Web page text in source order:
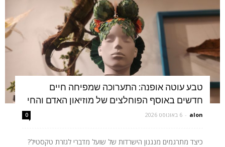
טבע עוטה אופנה: התערוכה שמפיחה חיים
חדשים באוסף הפוחלצים של מוזיאון האדם והחי
alon
- 6 באוגוסט 2026 0
כיצד מתרגמים מנגנון הישרדות של שועל מדברי לגזרת טקסטיל?